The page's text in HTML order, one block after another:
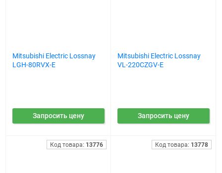
Mitsubishi Electric Lossnay
LGH-80RVX-E
Запросить цену
Mitsubishi Electric Lossnay
VL-220CZGV-E
Запросить цену
Код товара: 13776 Код товара: 13778